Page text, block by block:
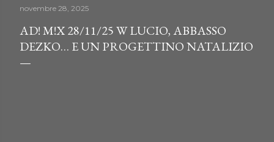
novembre 28, 2025
AD! M!X 28/11/25 W LUCIO, ABBASSO
DEZKO… E UN PROGETTINO NATALIZIO